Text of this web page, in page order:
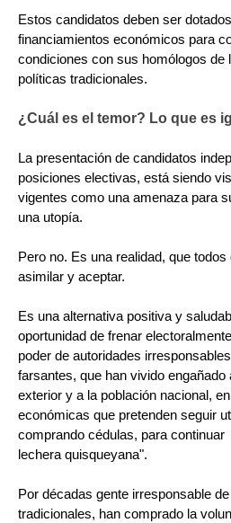
Estos candidatos deben ser
financiamientos económicos para
condiciones con sus homólogos de
políticas tradicionales.
¿Cuál es el temor? Lo que es
La presentación de candidatos
posiciones electivas, está siendo
vigentes como una amenaza para
una utopía.
Pero no. Es una realidad, que
asimilar y aceptar.
Es una alternativa positiva y
oportunidad de frenar
poder de autoridades
farsantes, que han vivido engañado
exterior y a la población nacional,
económicas que pretenden seguir
comprando cédulas, para
lechera quisqueyana".
Por décadas gente irresponsable
tradicionales, han comprado la